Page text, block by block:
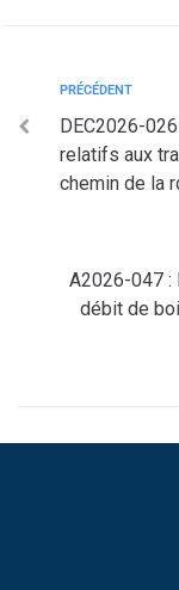
PRÉCÉDENT
DEC2026-
relatifs aux
chemin de la
A2026-047 :
débit de